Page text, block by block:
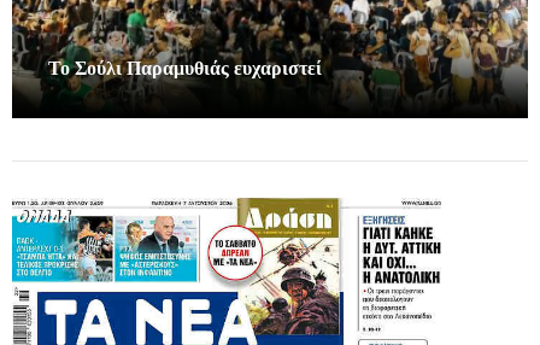
Το Σούλι Παραμυθιάς ευχαριστεί